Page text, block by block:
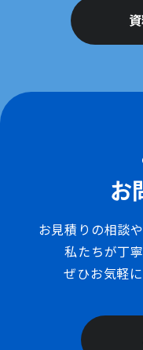
お
お見積りの相談
私たちが丁
ぜひお気軽